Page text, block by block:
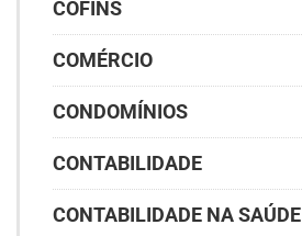
COFINS
COMÉRCIO
CONDOMÍNIOS
CONTABILIDADE
CONTABILIDADE NA SAÚDE